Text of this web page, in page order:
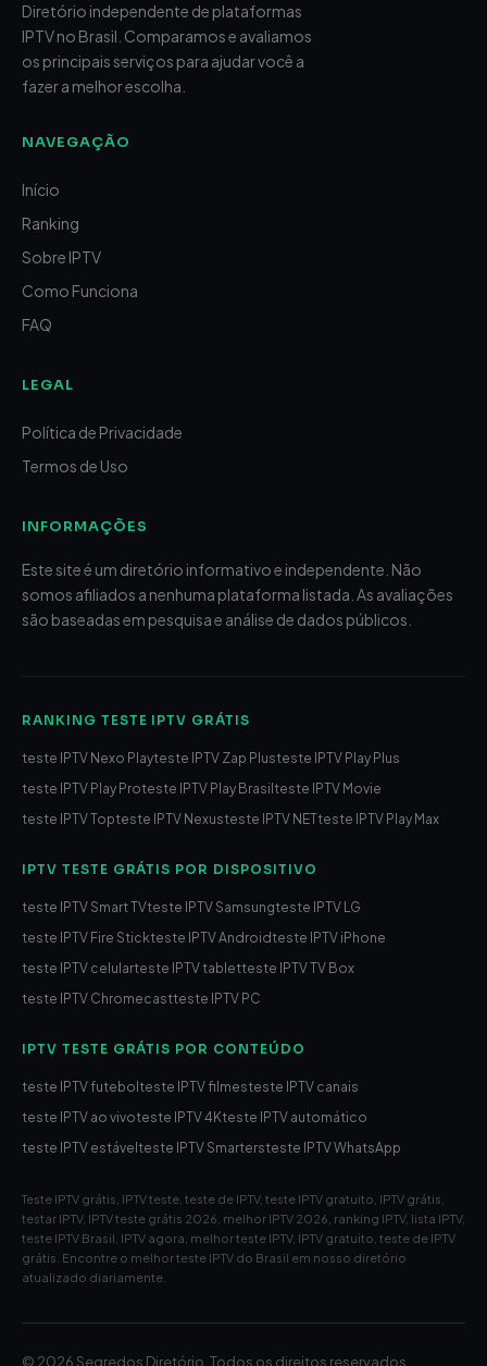
Diretório independente de plataformas
IPTV no Brasil. Comparamos e avaliamos
os principais serviços para ajudar você a
fazer a melhor escolha.
NAVEGAÇÃO
Início
Ranking
Sobre IPTV
Como Funciona
FAQ
LEGAL
Política de Privacidade
Termos de Uso
INFORMAÇÕES
Este site é um diretório informativo e independente. Não
somos afiliados a nenhuma plataforma listada. As avaliações
são baseadas em pesquisa e análise de dados públicos.
RANKING TESTE IPTV GRÁTIS
teste IPTV Nexo Playteste IPTV Zap Plusteste IPTV Play Plus
teste IPTV Play Proteste IPTV Play Brasil teste IPTV Movie
teste IPTV Topteste IPTV Nexusteste IPTV NETteste IPTV Play Max
IPTV TESTE GRÁTIS POR DISPOSITIVO
teste IPTV Smart TVteste IPTV Samsungteste IPTV LG
teste IPTV Fire Stickteste IPTV Android teste IPTV iPhone
teste IPTV celularteste IPTV tabletteste IPTV TV Box
teste IPTV Chromecastteste IPTV PC
IPTV TESTE GRÁTIS POR CONTEÚDO
teste IPTV futebol teste IPTV filmesteste IPTV canais
teste IPTV ao vivoteste IPTV 4Kteste IPTV automático
teste IPTV estável teste IPTV Smartersteste IPTV WhatsApp
Teste IPTV grátis, IPTV teste, teste de IPTV, teste IPTV gratuito, IPTV grátis,
testar IPTV, IPTV teste grátis 2026, melhor IPTV 2026, ranking IPTV, lista IPTV,
teste IPTV Brasil, IPTV agora, melhor teste IPTV, IPTV gratuito, teste de IPTV
grátis. Encontre o melhor teste IPTV do Brasil em nosso diretório
atualizado diariamente.
© 2026 Segredos Diretório. Todos os direitos reservados.